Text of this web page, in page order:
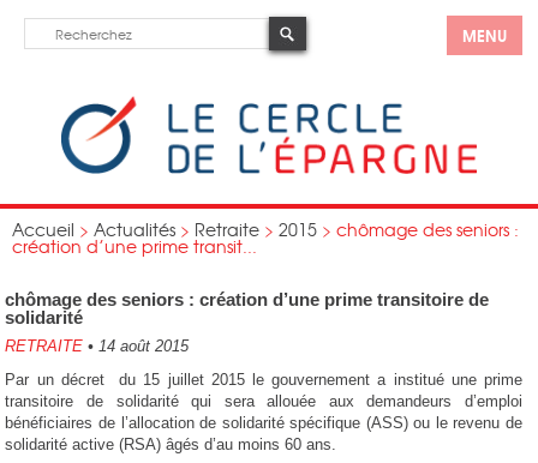
MENU
Accueil > Actualités > Retraite > 2015 > chômage des seniors :
création d’une prime transit...
chômage des seniors : création d’une prime transitoire de
solidarité
RETRAITE • 14 août 2015
Par un décret du 15 juillet 2015 le gouvernement a institué une prime
transitoire de solidarité qui sera allouée aux demandeurs d’emploi
bénéficiaires de l’allocation de solidarité spécifique (ASS) ou le revenu de
solidarité active (RSA) âgés d’au moins 60 ans.